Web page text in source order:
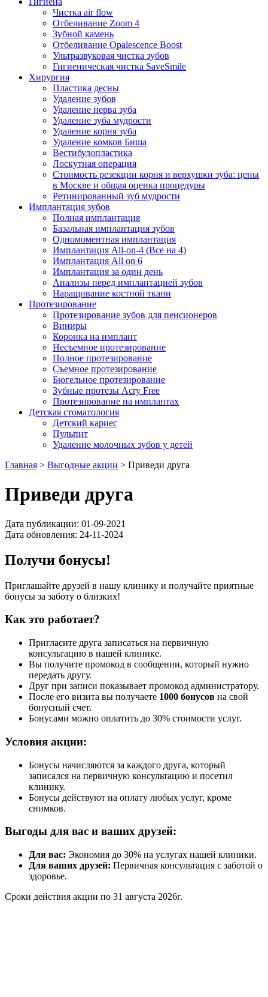
Чистка air flow
Отбеливание Zoom 4
Зубной камень
Отбеливание Opalescence Boost
Ультразвуковая чистка зубов
Гигиеническая чистка SaveSmile
Хирургия
Пластика десны
Удаление зубов
Удаление нерва зуба
Удаление зуба мудрости
Удаление корня зуба
Удаление комков Биша
Вестибулопластика
Лоскутная операция
Стоимость резекции корня и верхушки зуба: цены
в Москве и общая оценка процедуры
Ретинированный зуб мудрости
Имплантация зубов
Полная имплантация
Базальная имплантация зубов
Одномоментная имплантация
Имплантация All-on-4 (Все на 4)
Имплантация All on 6
Имплантация за один день
Анализы перед имплантацией зубов
Наращивание костной ткани
Протезирование
Протезирование зубов для пенсионеров
Виниры
Коронка на имплант
Несъемное протезирование
Полное протезирование
Съемное протезирование
Бюгельное протезирование
Зубные протезы Acry Free
Протезирование на имплантах
Детская стоматология
Детский кариес
Пульпит
Удаление молочных зубов у детей
Главная > Выгодные акции > Приведи друга
Приведи друга
Дата публикации: 01-09-2021
Дата обновления: 24-11-2024
Получи бонусы!
Приглашайте друзей в нашу клинику и получайте приятные
бонусы за заботу о близких!
Как это работает?
Пригласите друга записаться на первичную
консультацию в нашей клинике.
Вы получите промокод в сообщении, который нужно
передать другу.
Друг при записи показывает промокод администратору.
После его визита вы получаете 1000 бонусов на свой
бонусный счет.
Бонусами можно оплатить до 30% стоимости услуг.
Условия акции:
Бонусы начисляются за каждого друга, который
записался на первичную консультацию и посетил
клинику.
Бонусы действуют на оплату любых услуг, кроме
снимков.
Выгоды для вас и ваших друзей:
Для вас: Экономия до 30% на услугах нашей клиники.
Для ваших друзей: Первичная консультация с заботой о
здоровье.
Сроки действия акции по 31 августа 2026г.